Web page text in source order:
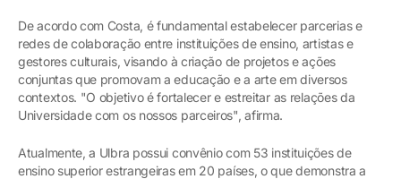
De acordo com Costa, é fundamental estabelecer parcerias e
redes de colaboração entre instituições de ensino, artistas e
gestores culturais, visando à criação de projetos e ações
conjuntas que promovam a educação e a arte em diversos
contextos. "O objetivo é fortalecer e estreitar as relações da
Universidade com os nossos parceiros", afirma.
Atualmente, a Ulbra possui convênio com 53 instituições de
ensino superior estrangeiras em 20 países, o que demonstra a